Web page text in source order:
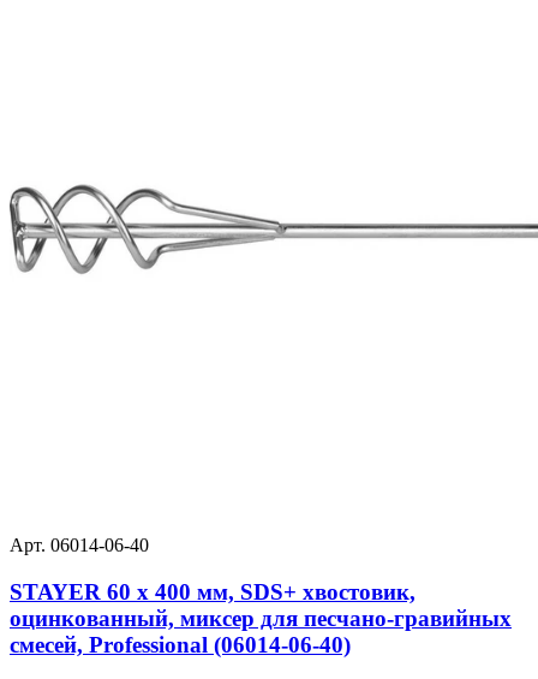
Арт. 06014-06-40
STAYER 60 x 400 мм, SDS+ хвостовик,
оцинкованный, миксер для песчано-гравийных
смесей, Professional (06014-06-40)